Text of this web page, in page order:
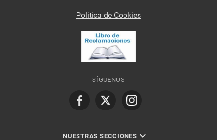
Politica de Cookies
SÍGUENOS
NUESTRAS SECCIONES